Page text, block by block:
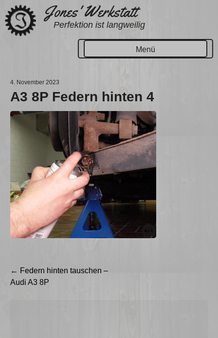
Zum
Inhalt
springen
Jones' Werkstatt
Perfektion ist langweilig
Menü
4. November 2023
A3 8P Federn hinten 4
Beitragsnavigation
← Federn hinten tauschen –
Audi A3 8P